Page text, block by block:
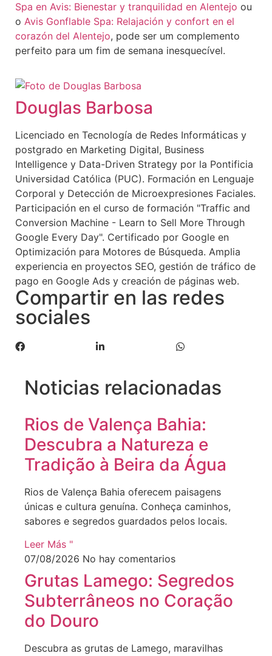
Spa en Avis: Bienestar y tranquilidad en Alentejo ou
o Avis Gonflable Spa: Relajación y confort en el
corazón del Alentejo, pode ser um complemento
perfeito para um fim de semana inesquecível.
Douglas Barbosa
Licenciado en Tecnología de Redes Informáticas y
postgrado en Marketing Digital, Business
Intelligence y Data-Driven Strategy por la Pontificia
Universidad Católica (PUC). Formación en Lenguaje
Corporal y Detección de Microexpresiones Faciales.
Participación en el curso de formación "Traffic and
Conversion Machine - Learn to Sell More Through
Google Every Day". Certificado por Google en
Optimización para Motores de Búsqueda. Amplia
experiencia en proyectos SEO, gestión de tráfico de
pago en Google Ads y creación de páginas web.
Compartir en las redes
sociales
Noticias relacionadas
Rios de Valença Bahia:
Descubra a Natureza e
Tradição à Beira da Água
Rios de Valença Bahia oferecem paisagens
únicas e cultura genuína. Conheça caminhos,
sabores e segredos guardados pelos locais.
Leer Más "
07/08/2026 No hay comentarios
Grutas Lamego: Segredos
Subterrâneos no Coração
do Douro
Descubra as grutas de Lamego, maravilhas